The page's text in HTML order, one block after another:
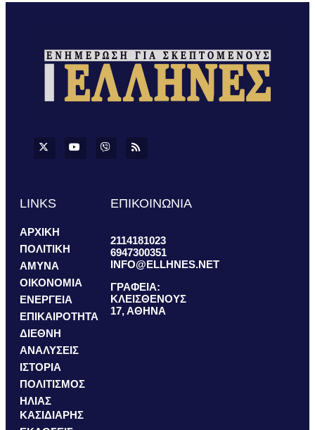
LINKS
ΑΡΧΙΚΗ
ΠΟΛΙΤΙΚΗ
ΑΜΥΝΑ
ΟΙΚΟΝΟΜΙΑ
ΕΝΕΡΓΕΙΑ
ΕΠΙΚΑΙΡΟΤΗΤΑ
ΔΙΕΘΝΗ
ΑΝΑΛΥΣΕΙΣ
ΙΣΤΟΡΙΑ
ΠΟΛΙΤΙΣΜΟΣ
ΗΛΙΑΣ
ΚΑΣΙΔΙΑΡΗΣ
ΕΠΙΚΟΙΝΩΝΙΑ
2114181023
6947300351
INFO@ELLHNES.NET
ΓΡΑΦΕΙΑ:
ΚΛΕΙΣΘΕΝΟΥΣ
17, ΑΘΗΝΑ